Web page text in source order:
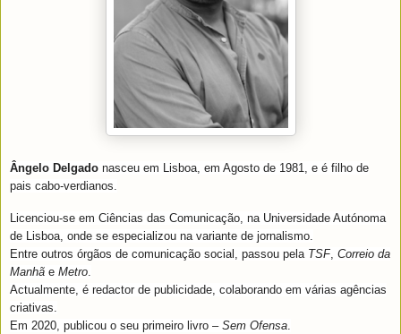
Ângelo Delgado nasceu em Lisboa, em Agosto de 1981, e é filho de
pais cabo-verdianos.
Licenciou-se em Ciências das Comunicação, na Universidade Autónoma
de Lisboa, onde se especializou na variante de jornalismo.
Entre outros órgãos de comunicação social, passou pela TSF, Correio da
Manhã e Metro.
Actualmente, é redactor de publicidade, colaborando em várias agências
criativas.
Em 2020, publicou o seu primeiro livro – Sem Ofensa.